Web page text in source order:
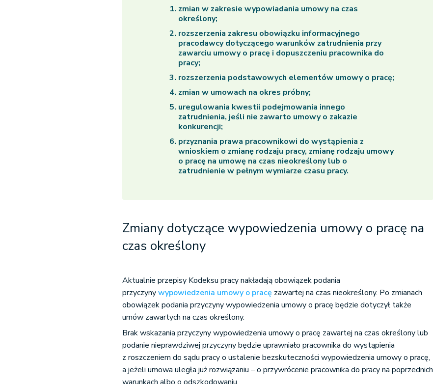
zmian w zakresie wypowiadania umowy na czas
określony;
rozszerzenia zakresu obowiązku informacyjnego
pracodawcy dotyczącego warunków zatrudnienia przy
zawarciu umowy o pracę i dopuszczeniu pracownika do
pracy;
rozszerzenia podstawowych elementów umowy o pracę;
zmian w umowach na okres próbny;
uregulowania kwestii podejmowania innego
zatrudnienia, jeśli nie zawarto umowy o zakazie
konkurencji;
przyznania prawa pracownikowi do wystąpienia z
wnioskiem o zmianę rodzaju pracy, zmianę rodzaju umowy
o pracę na umowę na czas nieokreślony lub o
zatrudnienie w pełnym wymiarze czasu pracy.
Zmiany dotyczące wypowiedzenia umowy o pracę na
czas określony
Aktualnie przepisy Kodeksu pracy nakładają obowiązek podania
przyczynywypowiedzenia umowy o pracę zawartej na czas nieokreślony. Po zmianach
obowiązek podania przyczyny wypowiedzenia umowy o pracę będzie dotyczył także
umów zawartych na czas określony.
Brak wskazania przyczyny wypowiedzenia umowy o pracę zawartej na czas określony lub
podanie nieprawdziwej przyczyny będzie uprawniało pracownika do wystąpienia
z roszczeniem do sądu pracy o ustalenie bezskuteczności wypowiedzenia umowy o pracę,
a jeżeli umowa uległa już rozwiązaniu – o przywrócenie pracownika do pracy na poprzednich